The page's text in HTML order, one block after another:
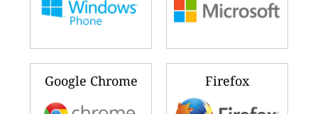
Google Chrome Firefox